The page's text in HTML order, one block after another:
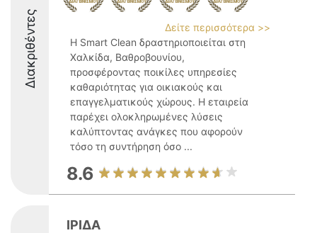
Διακριθέντες
Δείτε περισσότερα >>
Η Smart Clean δραστηριοποιείται στη
Χαλκίδα, Βαθροβουνίου,
προσφέροντας ποικίλες υπηρεσίες
καθαριότητας για οικιακούς και
επαγγελματικούς χώρους. Η εταιρεία
παρέχει ολοκληρωμένες λύσεις
καλύπτοντας ανάγκες που αφορούν
τόσο τη συντήρηση όσο ...
8.6
ΙΡΙΔΑ